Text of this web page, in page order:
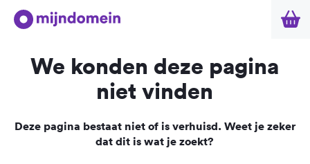
We konden deze pagina
niet vinden
Deze pagina bestaat niet of is verhuisd. Weet je zeker
dat dit is wat je zoekt?